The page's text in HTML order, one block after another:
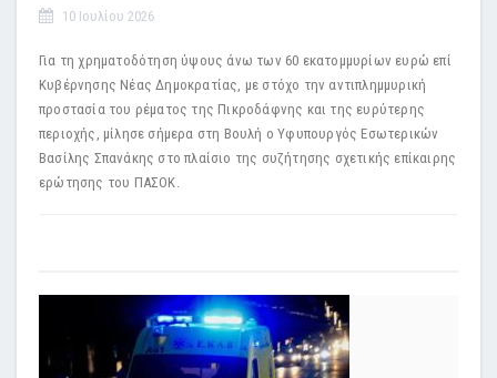
10 Ιουλίου 2026
Για τη χρηματοδότηση ύψους άνω των 60 εκατομμυρίων ευρώ επί
Κυβέρνησης Νέας Δημοκρατίας, με στόχο την αντιπλημμυρική
προστασία του ρέματος της Πικροδάφνης και της ευρύτερης
περιοχής, μίλησε σήμερα στη Βουλή ο Υφυπουργός Εσωτερικών
Βασίλης Σπανάκης στο πλαίσιο της συζήτησης σχετικής επίκαιρης
ερώτησης του ΠΑΣΟΚ.